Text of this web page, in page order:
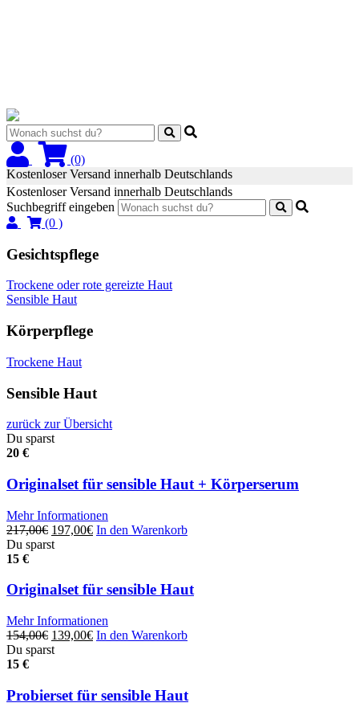
(0)
Kostenloser Versand innerhalb Deutschlands
Kostenloser Versand innerhalb Deutschlands
Suchbegriff eingeben
(0 )
Gesichtspflege
Trockene oder rote gereizte Haut
Sensible Haut
Körperpflege
Trockene Haut
Sensible Haut
zurück zur Übersicht
Du sparst
20 €
Originalset für sensible Haut + Körperserum
Mehr Informationen
217,00€ Ursprünglicher
Preis
197,00€Aktueller
In den Warenkorb
Du sparst
15 €
Originalset für sensible Haut
Mehr Informationen
154,00€ Ursprünglicher
Preis
139,00€Aktueller
In den Warenkorb
Du sparst
15 €
Probierset für sensible Haut